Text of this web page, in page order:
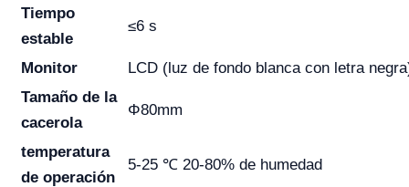
Tiempo
estable
≤6 s
Monitor
LCD (luz de fondo blanca con letra
Tamaño de la
cacerola
Φ80mm
temperatura
de operación
5-25 ℃ 20-80% de humedad